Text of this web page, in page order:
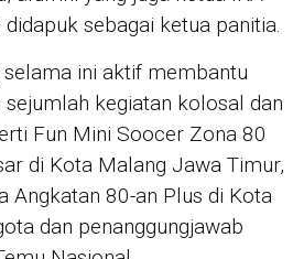
sebagai ketua panitia.
ini aktif membantu
kegiatan kolosal dan
Fun Mini Soocer Zona 80
di Kota Malang Jawa Timur,
Angkatan 80-an Plus di Kota
dan penanggungjawab